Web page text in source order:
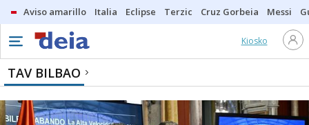
Aviso amarillo Italia Eclipse Terzic Cruz Gorbeia Messi
Kiosko
TAV BILBAO